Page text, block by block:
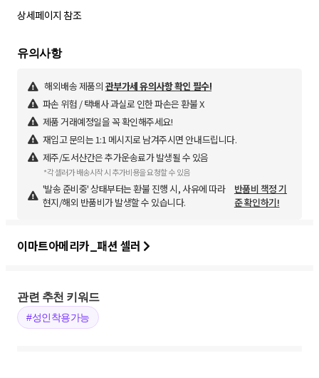
상세페이지 참조
유의사항
해외배송 제품의 관부가세 유의사항 확인 필수!
파손 위험 / 택배사 과실로 인한 파손은 환불 X
제품 거래예정일을 꼭 확인해주세요!
재입고 문의는 1:1 메시지로 남겨주시면 안내드립니다.
제주/도서산간은 추가운송료가 발생될 수 있음
*각 셀러가 배송시작 시 추가비용을 요청할 수 있음
'발송 준비중' 상태부터는 환불 진행 시, 사유에 따라
현지/해외 반품비가 발생할 수 있습니다.
반품비 책정 기
준 확인하기!
이마트아메리카_패션 셀러
관련 추천 키워드
#성인착용가능